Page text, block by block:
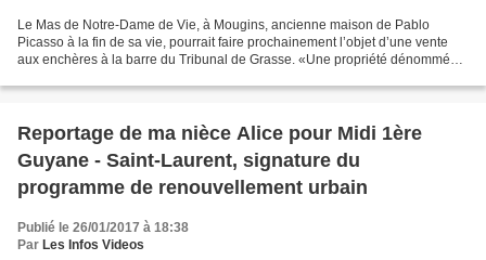
Le Mas de Notre-Dame de Vie, à Mougins, ancienne maison de Pablo
Picasso à la fin de sa vie, pourrait faire prochainement l’objet d’une vente
aux enchères à la barre du Tribunal de Grasse. «Une propriété dénommée
Reportage de ma nièce Alice pour Midi 1ère
Guyane - Saint-Laurent, signature du
programme de renouvellement urbain
Publié le 26/01/2017 à 18:38
Par Les Infos Videos